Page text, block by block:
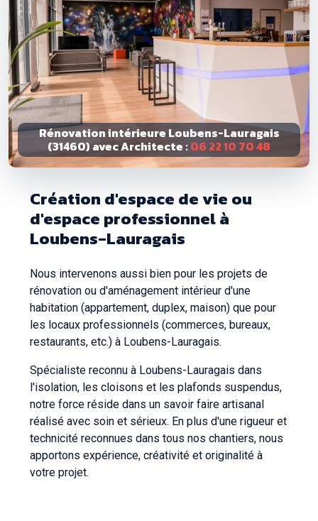
Rénovation intérieure Loubens-Lauragais
(31460) avec Architecte :06 22 10 70 48
Création d'espace de vie ou
d'espace professionnel à
Loubens-Lauragais
Nous intervenons aussi bien pour les projets de
rénovation ou d'aménagement intérieur d'une
habitation (appartement, duplex, maison) que pour
les locaux professionnels (commerces, bureaux,
restaurants, etc.) à Loubens-Lauragais.
Spécialiste reconnu à Loubens-Lauragais dans
l'isolation, les cloisons et les plafonds suspendus,
notre force réside dans un savoir faire artisanal
réalisé avec soin et sérieux. En plus d'une rigueur et
technicité reconnues dans tous nos chantiers, nous
apportons expérience, créativité et originalité à
votre projet.